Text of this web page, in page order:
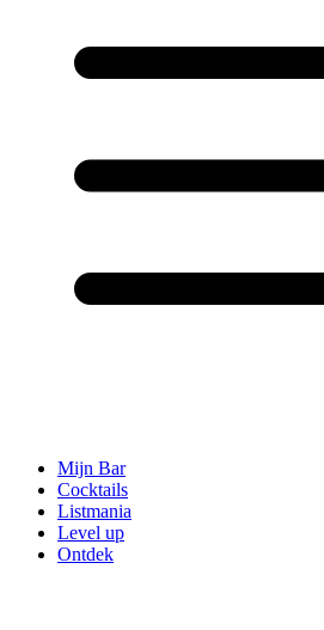
Mijn Bar
Cocktails
Listmania
Level up
Ontdek